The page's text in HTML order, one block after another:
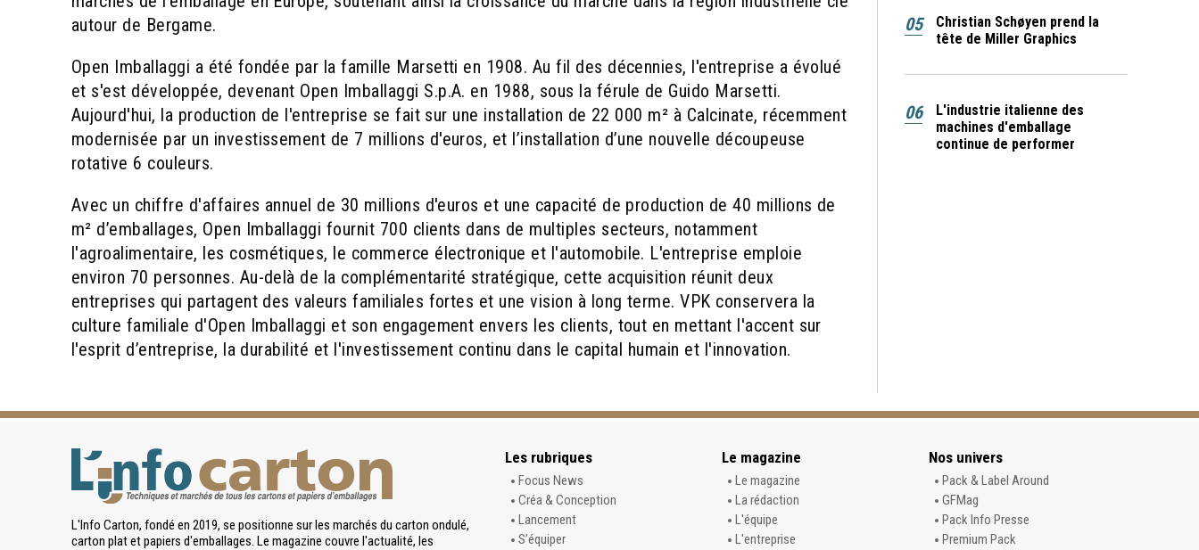
autour de Bergame.
Open Imballaggi a été fondée par la famille Marsetti en 1908. Au fil des décennies, l'entreprise a évolué
et s'est développée, devenant Open Imballaggi S.p.A. en 1988, sous la férule de Guido Marsetti.
Aujourd'hui, la production de l'entreprise se fait sur une installation de 22 000 m² à Calcinate, récemment
modernisée par un investissement de 7 millions d'euros, et l’installation d’une nouvelle découpeuse
rotative 6 couleurs.
Avec un chiffre d'affaires annuel de 30 millions d'euros et une capacité de production de 40 millions de
m² d’emballages, Open Imballaggi fournit 700 clients dans de multiples secteurs, notamment
l'agroalimentaire, les cosmétiques, le commerce électronique et l'automobile. L'entreprise emploie
environ 70 personnes. Au-delà de la complémentarité stratégique, cette acquisition réunit deux
entreprises qui partagent des valeurs familiales fortes et une vision à long terme. VPK conservera la
culture familiale d'Open Imballaggi et son engagement envers les clients, tout en mettant l'accent sur
l'esprit d’entreprise, la durabilité et l'investissement continu dans le capital humain et l'innovation.
05
Christian Schøyen prend la
tête de Miller Graphics
06
L'industrie italienne des
machines d'emballage
continue de performer
L'Info Carton, fondé en 2019, se positionne sur les marchés du carton ondulé,
carton plat et papiers d'emballages. Le magazine couvre l'actualité, les
Les rubriques
Focus News
Créa & Conception
Lancement
S’équiper
Le magazine
Le magazine
La rédaction
L'équipe
L'entreprise
Nos univers
Pack & Label Around
GFMag
Pack Info Presse
Premium Pack